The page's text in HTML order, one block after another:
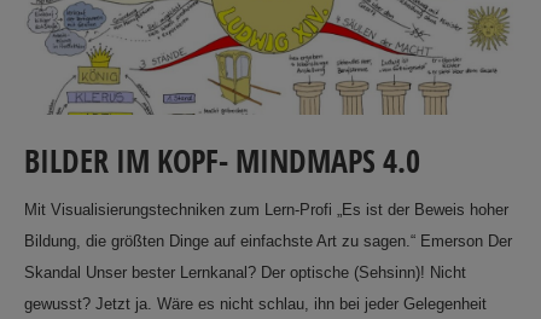
BILDER IM KOPF- MINDMAPS 4.0
Mit Visualisierungstechniken zum Lern-Profi „Es ist der Beweis hoher
Bildung, die größten Dinge auf einfachste Art zu sagen.“ Emerson Der
Skandal Unser bester Lernkanal? Der optische (Sehsinn)! Nicht
gewusst? Jetzt ja. Wäre es nicht schlau, ihn bei jeder Gelegenheit